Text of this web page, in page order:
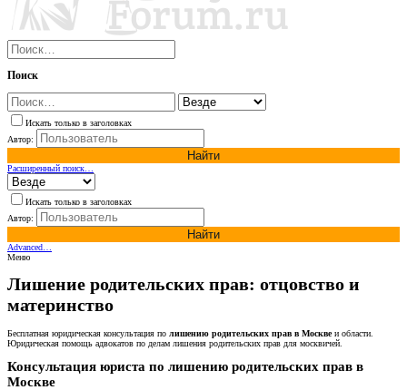
Поиск
Искать только в заголовках
Автор:
Найти
Расширенный поиск…
Искать только в заголовках
Автор:
Найти
Advanced…
Меню
Лишение родительских прав: отцовство и
материнство
Бесплатная юридическая консультация по лишению родительских прав в Москвеи области.
Юридическая помощь адвокатов по делам лишения родительских прав для москвичей.
Консультация юриста по лишению родительских прав в
Москве